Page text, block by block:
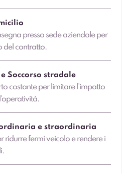
presso sede aziendale per
del contratto.
Soccorso stradale
costante per limitare l’impatto
e straordinaria
ridurre fermi veicolo e rendere i